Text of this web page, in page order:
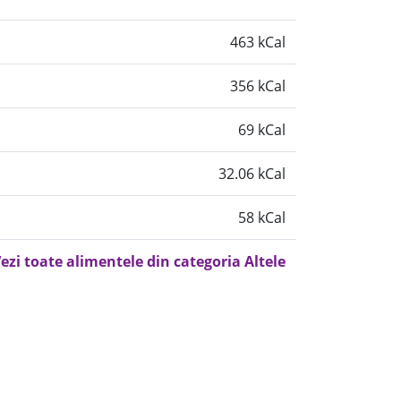
463 kCal
356 kCal
69 kCal
32.06 kCal
58 kCal
toate alimentele din categoria Altele